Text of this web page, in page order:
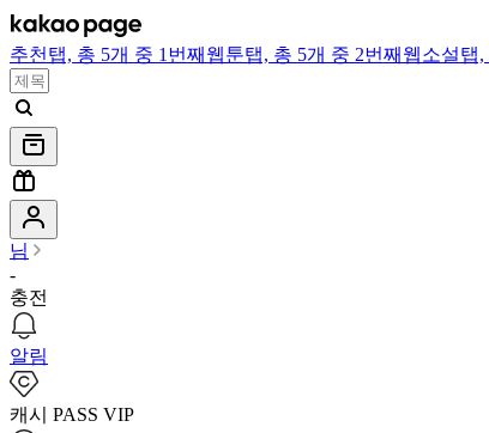
추천 탭, 총 5개 중 1번째 웹툰탭, 총 5개 중 2번째 웹소설탭,
님
-
충전
알림
캐시 PASS VIP